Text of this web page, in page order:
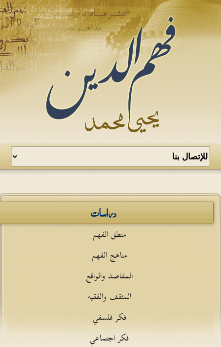
دراسات
منطق الفهم
مناهج الفهم
المقاصد والواقع
المثقف والفقيه
فكر فلسفي
فكر اجتماعي